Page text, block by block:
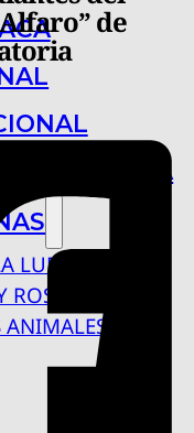
LUPA
ROSTROS
ANIMALES
de